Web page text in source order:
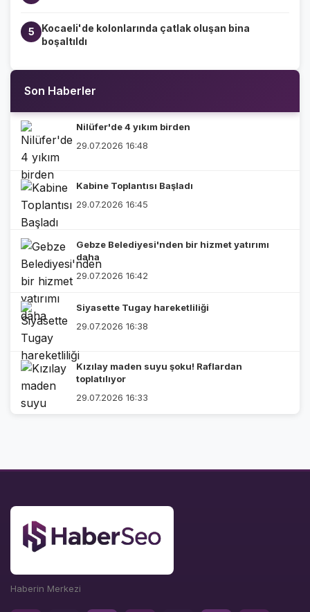
5
Kocaeli'de kolonlarında çatlak oluşan bina
boşaltıldı
Son Haberler
Nilüfer'de 4 yıkım birden
29.07.2026 16:48
Kabine Toplantısı Başladı
29.07.2026 16:45
Gebze Belediyesi'nden bir hizmet yatırımı
daha
29.07.2026 16:42
Siyasette Tugay hareketliliği
29.07.2026 16:38
Kızılay maden suyu şoku! Raflardan
toplatılıyor
29.07.2026 16:33
Haberin Merkezi